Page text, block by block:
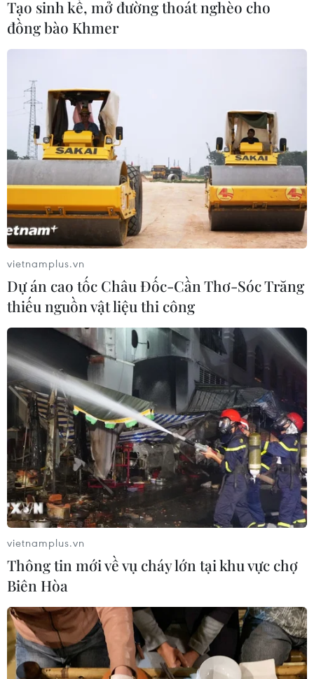
50 hộ dân bị ảnh hưởng khi đào hầm dự án
đường sắt Nhổn-ga Hà Nội
20/08/2022 08:50
Một khung chính sách hỗ trợ kinh phí chưa từng có tiền
lệ đã được xây dựng để hỗ trợ đền bù 50 công trình xây
dựng bị ảnh hưởng do thi công hầm của dự án đường
sắt Nhổn-ga Hà Nội.
Tạo sinh kế, mở đường thoát nghèo cho
đồng bào Khmer
vietnamplus.vn
Dự án cao tốc Châu Đốc-Cần Thơ-Sóc Trăng
thiếu nguồn vật liệu thi công
vietnamplus.vn
Thông tin mới về vụ cháy lớn tại khu vực chợ
Biên Hòa